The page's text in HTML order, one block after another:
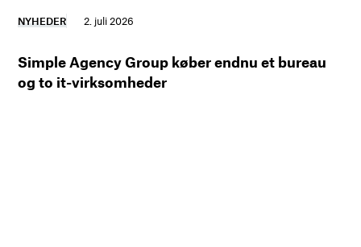
NYHEDER 2. juli 2026
Simple Agency Group køber endnu et bureau
og to it-virksomheder